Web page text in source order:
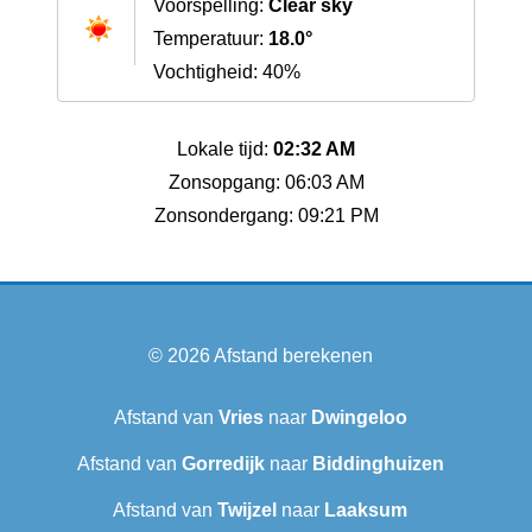
Voorspelling: Clear sky
Temperatuur: 18.0°
Vochtigheid: 40%
Lokale tijd: 02:32 AM
Zonsopgang: 06:03 AM
Zonsondergang: 09:21 PM
© 2026Afstand berekenen
Afstand van Vriesnaar Dwingeloo
Afstand van Gorredijknaar Biddinghuizen
Afstand van Twijzel naar Laaksum